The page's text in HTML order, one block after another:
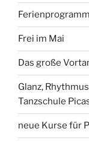
Frei im Mai
Das große
Glanz,
Tanzschule
neue Kurse für